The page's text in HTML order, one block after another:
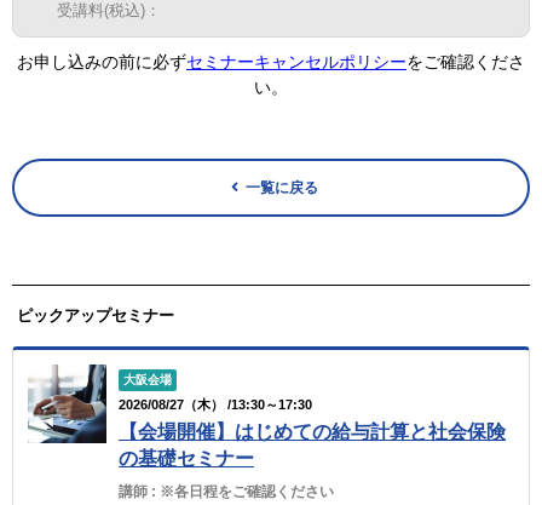
受講料(税込)：
お申し込みの前に必ずセミナーキャンセルポリシーをご確認くださ
い。
一覧に戻る
ピックアップセミナー
大阪会場
2026/08/27（木） /13:30～17:30
【会場開催】はじめての給与計算と社会保険
の基礎セミナー
講師 : ※各日程をご確認ください